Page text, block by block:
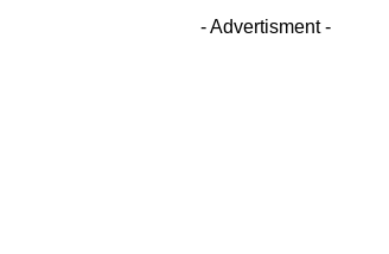
- Advertisment -